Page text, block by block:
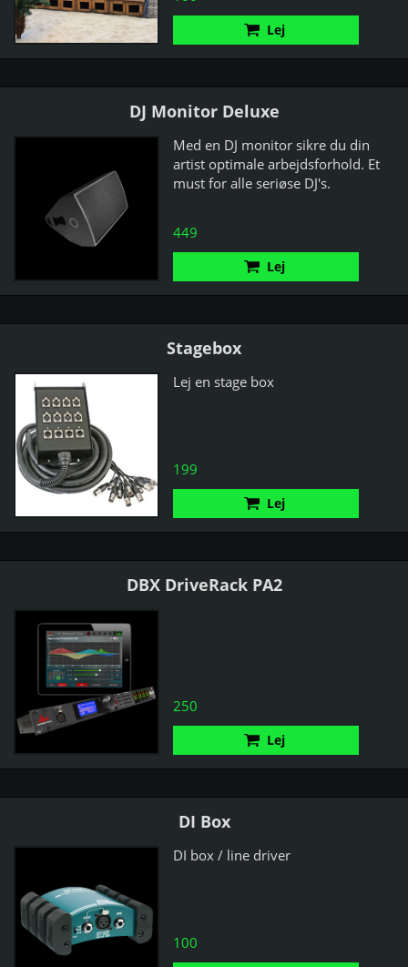
Lej
DJ Monitor Deluxe
Med en DJ monitor sikre du din
artist optimale arbejdsforhold. Et
must for alle seriøse DJ's.
449
Lej
Stagebox
Lej en stage box
199
Lej
DBX DriveRack PA2
250
Lej
DI Box
DI box / line driver
100